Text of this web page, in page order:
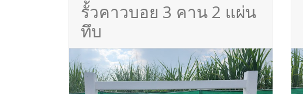
รั้วคาวบอย 3 คาน 2 แผ่น
ทึบ